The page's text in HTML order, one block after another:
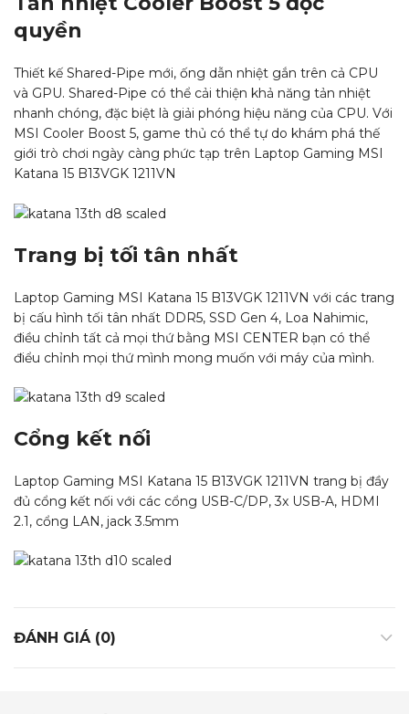
quyền
Thiết kế Shared-Pipe mới, ống dẫn nhiệt gắn trên cả CPU
và GPU. Shared-Pipe có thể cải thiện khả năng tản nhiệt
nhanh chóng, đặc biệt là giải phóng hiệu năng của CPU. Với
MSI Cooler Boost 5, game thủ có thể tự do khám phá thế
giới trò chơi ngày càng phức tạp trên Laptop Gaming MSI
Katana 15 B13VGK 1211VN
Trang bị tối tân nhất
Laptop Gaming MSI Katana 15 B13VGK 1211VN với các trang
bị cấu hình tối tân nhất DDR5, SSD Gen 4, Loa Nahimic,
điều chỉnh tất cả mọi thứ bằng MSI CENTER bạn có thể
điểu chỉnh mọi thứ mình mong muốn với máy của mình.
Cổng kết nối
Laptop Gaming MSI Katana 15 B13VGK 1211VN trang bị đầy
đủ cổng kết nối với các cổng USB-C/DP, 3x USB-A, HDMI
2.1, cổng LAN, jack 3.5mm
ĐÁNH GIÁ (0)